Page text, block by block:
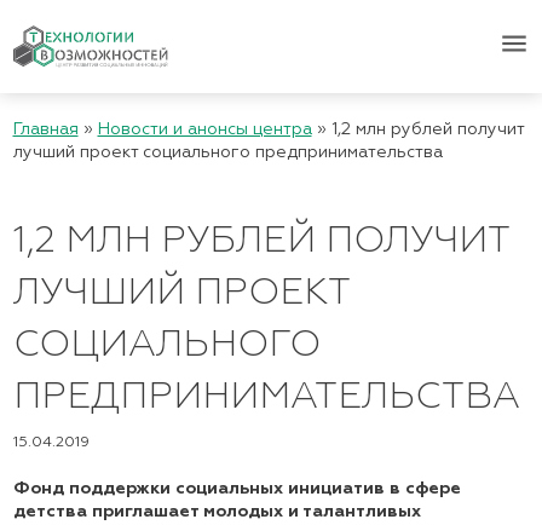
menu
Главная » Новости и анонсы центра» 1,2 млн рублей получит
лучший проект социального предпринимательства
1,2 МЛН РУБЛЕЙ ПОЛУЧИТ
ЛУЧШИЙ ПРОЕКТ
СОЦИАЛЬНОГО
ПРЕДПРИНИМАТЕЛЬСТВА
15.04.2019
Фонд поддержки социальных инициатив в сфере
детства приглашает молодых и талантливых